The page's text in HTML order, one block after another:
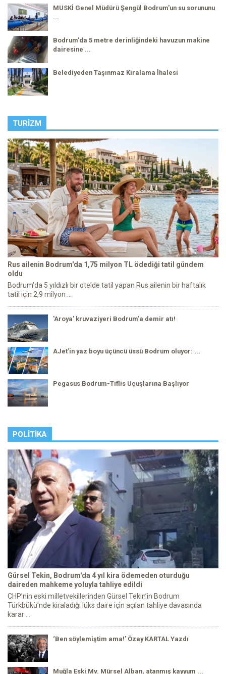
MUSKİ Genel Müdürü Şengül Bodrum'un su sorununu
...
Bodrum'da 5 metre derinliğindeki havuzun makine
dairesine ...
Belediyeden Taşınmaz Kiralama İhalesi
TURIZM
Rus ailenin Bodrum'da 1,75 milyon TL ödediği tatil gündem
oldu
Bodrum'da 5 yıldızlı bir otelde tatil yapan Rus ailenin bir haftalık
tatil için 2,9 milyon ...
'Aroya' kruvaziyeri Bodrum'a demir atı!
AJet’in yaz boyu üçüncü üssü Bodrum oluyor: ...
Pegasus Bodrum-Tiflis Uçuşlarına Başlıyor
POLITIKA
Gürsel Tekin, Bodrum'da 4 yıl kira ödemeden oturduğu
daireden mahkeme yoluyla tahliye edildi
CHP’nin eski milletvekillerinden Gürsel Tekin’in Bodrum
Türkbükü'nde kiraladığı lüks daire için açılan tahliye davasında
karar ...
‘Ben söylemiştim ama!’ Özay KARTAL Yazdı
Muğla Eski Mv. Mürsel Alban, atanmış kayyum ...